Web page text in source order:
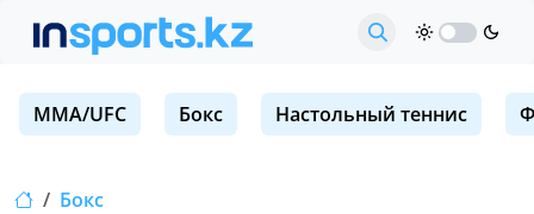
MMA/UFC Бокс Настольный теннис
Бокс